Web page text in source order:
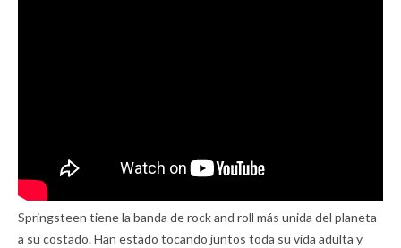
Springsteen tiene la banda de rock and roll más unida del planeta
a su costado. Han estado tocando juntos toda su vida adulta y